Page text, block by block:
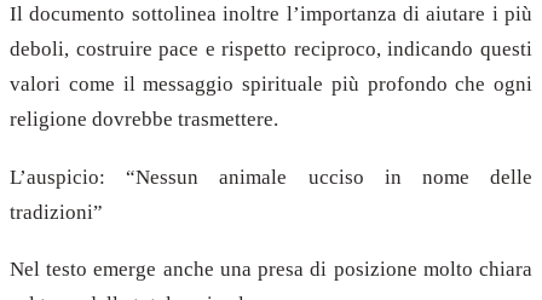
Il documento sottolinea inoltre l’importanza di aiutare i più
deboli, costruire pace e rispetto reciproco, indicando questi
valori come il messaggio spirituale più profondo che ogni
religione dovrebbe trasmettere.
L’auspicio: “Nessun animale ucciso in nome delle
tradizioni”
Nel testo emerge anche una presa di posizione molto chiara